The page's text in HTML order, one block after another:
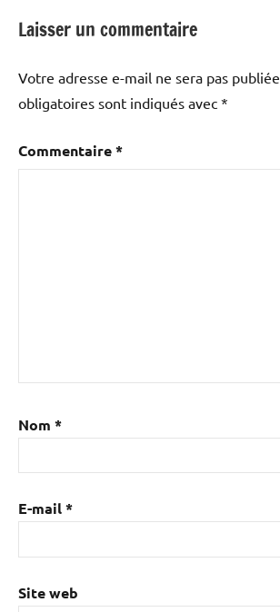
Laisser un commentaire
Votre adresse e-mail ne sera pas publiée.
obligatoires sont indiqués avec *
Commentaire*
Nom *
E-mail*
Site web